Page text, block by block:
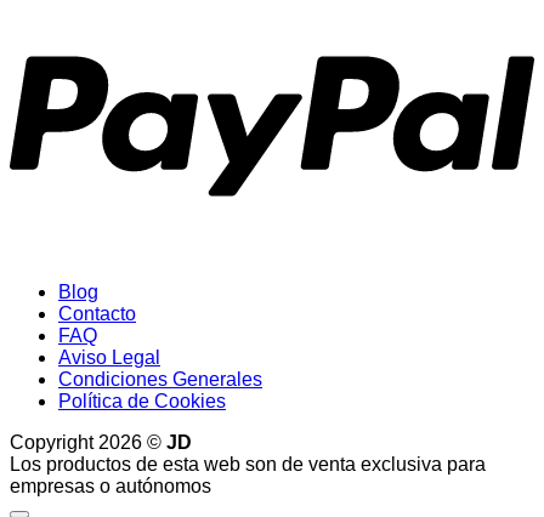
Blog
Contacto
FAQ
Aviso Legal
Condiciones Generales
Política de Cookies
Copyright 2026 © JD
Los productos de esta web son de venta exclusiva para
empresas o autónomos